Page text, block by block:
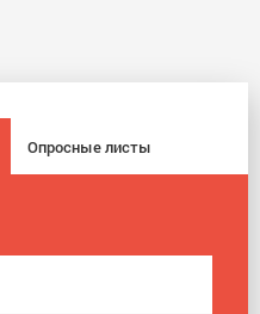
Опросные листы